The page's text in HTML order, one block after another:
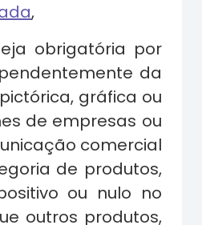
,
obrigatória por
da
gráfica ou
de empresas ou
comercial
de produtos,
ou nulo no
outros produtos,